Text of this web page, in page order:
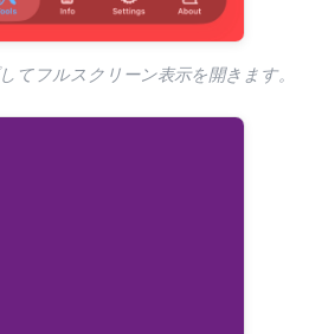
てフルスクリーン表示を開きます。